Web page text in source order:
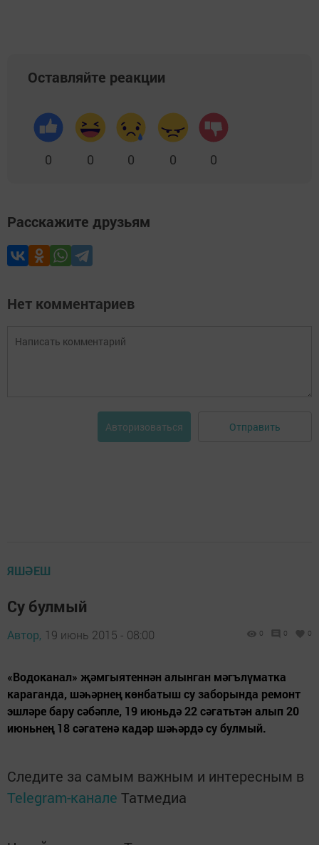
Оставляйте реакции
0 0 0 0 0
Расскажите друзьям
Нет комментариев
Авторизоваться Отправить
ЯШӘЕШ
Су булмый
Автор, 19 июнь 2015 - 08:00 0 0 0
«Водоканал» җәмгыятеннән алынган мәгълүматка
караганда, шәһәрнең көнбатыш су заборында ремонт
эшләре бару сәбәпле, 19 июньдә 22 сәгатьтән алып 20
июньнең 18 сәгатенә кадәр шәһәрдә су булмый.
Следите за самым важным и интересным в
Telegram-канале Татмедиа